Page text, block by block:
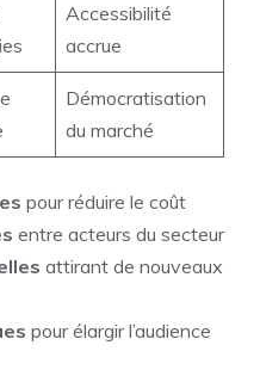
Accessibilité
accrue
Démocratisation
du marché
pour réduire le coût
entre acteurs du secteur
attirant de nouveaux
pour élargir l’audience